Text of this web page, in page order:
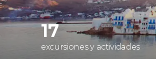
17
excursiones y actividades